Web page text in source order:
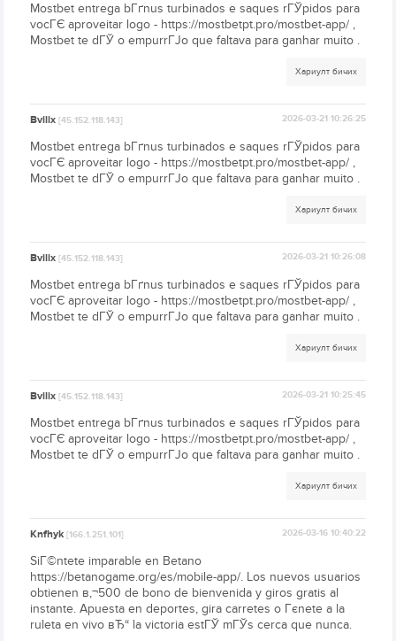
Mostbet entrega bГґnus turbinados e saques rГЎpidos para
vocГЄ aproveitar logo - https://mostbetpt.pro/mostbet-app/ ,
Mostbet te dГЎ o empurrГЈo que faltava para ganhar muito .
Хариулт бичих
Bvilix[45.152.118.143] 2026-03-21 10:26:25
Mostbet entrega bГґnus turbinados e saques rГЎpidos para
vocГЄ aproveitar logo - https://mostbetpt.pro/mostbet-app/ ,
Mostbet te dГЎ o empurrГЈo que faltava para ganhar muito .
Хариулт бичих
Bvilix[45.152.118.143] 2026-03-21 10:26:08
Mostbet entrega bГґnus turbinados e saques rГЎpidos para
vocГЄ aproveitar logo - https://mostbetpt.pro/mostbet-app/ ,
Mostbet te dГЎ o empurrГЈo que faltava para ganhar muito .
Хариулт бичих
Bvilix[45.152.118.143] 2026-03-21 10:25:45
Mostbet entrega bГґnus turbinados e saques rГЎpidos para
vocГЄ aproveitar logo - https://mostbetpt.pro/mostbet-app/ ,
Mostbet te dГЎ o empurrГЈo que faltava para ganhar muito .
Хариулт бичих
Knfhyk[166.1.251.101] 2026-03-16 10:40:22
SiГ©ntete imparable en Betano
https://betanogame.org/es/mobile-app/. Los nuevos usuarios
obtienen в‚¬500 de bono de bienvenida y giros gratis al
instante. Apuesta en deportes, gira carretes o Гєnete a la
ruleta en vivo вЂ“ la victoria estГЎ mГЎs cerca que nunca.